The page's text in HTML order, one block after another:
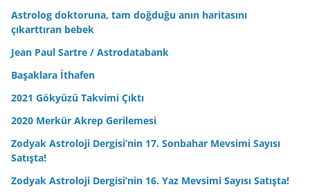
Astrolog doktoruna, tam doğduğu anın haritasını
çıkarttıran bebek
Jean Paul Sartre / Astrodatabank
Başaklara İthafen
2021 Gökyüzü Takvimi Çıktı
2020 Merkür Akrep Gerilemesi
Zodyak Astroloji Dergisi’nin 17. Sonbahar Mevsimi Sayısı
Satışta!
Zodyak Astroloji Dergisi’nin 16. Yaz Mevsimi Sayısı Satışta!